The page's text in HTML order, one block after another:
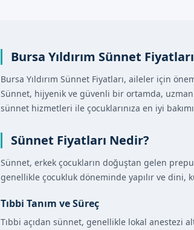
Bursa Yıldırım Sünnet Fiyatları
Bursa Yıldırım Sünnet Fiyatları, aileler için
Sünnet, hijyenik ve güvenli bir ortamda, uzman
sünnet hizmetleri ile çocuklarınıza en iyi
Sünnet Fiyatları Nedir?
Sünnet, erkek çocukların doğuştan gelen
genellikle çocukluk döneminde yapılır ve dini,
Tıbbi Tanım ve Süreç
Tıbbi açıdan sünnet, genellikle lokal anestezi